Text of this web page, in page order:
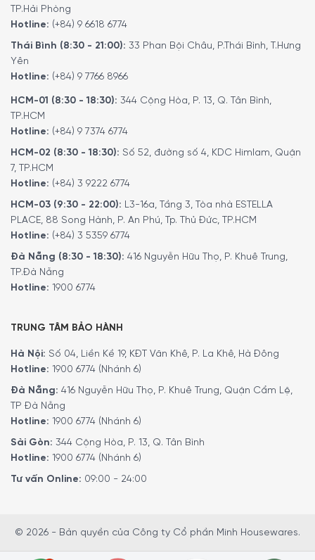
Kinh nghiệm bảo quản rượu với Tủ Bảo
Quản Rượu Vang CASO WineExclusive 180
Smart – 731
Muscat, Pinot Grigio và Prosecco
10-11 ° C: Rượu vang trắng và hồng, ví dụ Spätlesen
12-13 ° C: Rượu vang trắng nhiều lớp, mạnh, ví dụ như
Trockenbeerenauslese
14 – 15 ° C: Rượu vang mới, đỏ nhạt, ví dụ như Trollinger,
Portugieser màu xanh, Beaujolais
16 – 17 ° C: Rượu vang đỏ đậm ví dụ như Spätburgunder,
Dornfelder, Lemberger hoặc đỏ Bordeaux
18 ° C: Rượu vang đỏ mạnh ví dụ như Spätburgunder và
Lemberger Auslesen
Hotline: 1900 6774hoặc
những tư vấn chi tiết và đặt mua sản phẩm.
Hoặc Đặt hàng trực tiếp trên website, Minh House sẽ
gọi lại để xác nhận đơn hàng với quý khách.
Hoặc Quý khách có thể đến trực tiếp
showroom của Minh House
nghiệm sản phẩm này.
TP.Hải Phòng
Hotline: (+84) 9 6618 6774
Thái Bình (8:30 - 21:00): 33 Phan Bội Châu, P.Thái Bình, T.Hưng
Yên
Hotline: (+84) 9 7766 8966
HCM-01 (8:30 - 18:30): 344 Cộng Hòa, P. 13, Q. Tân Bình,
TP.HCM
Hotline: (+84) 9 7374 6774
HCM-02 (8:30 - 18:30): Số 52, đường số 4, KDC Himlam, Quận
7, TP.HCM
Hotline: (+84) 3 9222 6774
HCM-03 (9:30 - 22:00): L3-16a, Tầng 3, Tòa nhà ESTELLA
PLACE, 88 Song Hành, P. An Phú, Tp. Thủ Đức, TP.HCM
Hotline: (+84) 3 5359 6774
Đà Nẵng (8:30 - 18:30): 416 Nguyễn Hữu Thọ, P. Khuê Trung,
TP.Đà Nẵng
Hotline: 1900 6774
TRUNG TÂM BẢO HÀNH
Hà Nội: Số 04, Liền Kề 19, KĐT Văn Khê, P. La Khê, Hà Đông
Hotline: 1900 6774 (Nhánh 6)
Đà Nẵng: 416 Nguyễn Hữu Thọ, P. Khuê Trung, Quận Cẩm Lệ,
TP Đà Nẵng
Hotline: 1900 6774 (Nhánh 6)
Sài Gòn: 344 Cộng Hòa, P. 13, Q. Tân Bình
Hotline: 1900 6774 (Nhánh 6)
Tư vấn Online: 09:00 - 24:00
© 2026 - Bản quyền của Công ty Cổ phần Minh Housewares.